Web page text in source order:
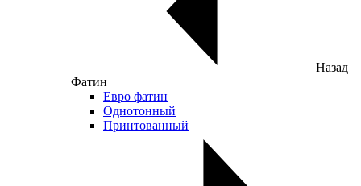
Назад
Фатин
Евро фатин
Однотонный
Принтованный